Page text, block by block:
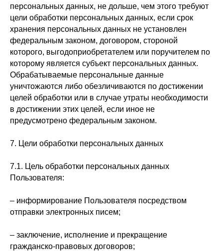
персональных данных, не дольше, чем этого требуют
цели обработки персональных данных, если срок
хранения персональных данных не установлен
федеральным законом, договором, стороной
которого, выгодоприобретателем или поручителем по
которому является субъект персональных данных.
Обрабатываемые персональные данные
уничтожаются либо обезличиваются по достижении
целей обработки или в случае утраты необходимости
в достижении этих целей, если иное не
предусмотрено федеральным законом.
7. Цели обработки персональных данных
7.1. Цель обработки персональных данных
Пользователя:
– информирование Пользователя посредством
отправки электронных писем;
– заключение, исполнение и прекращение
гражданско-правовых договоров;